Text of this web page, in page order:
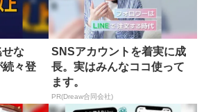
な
続々登
SNSアカウントを着実に成
長。実はみんなココ使って
ます。
PR(Dreaw合同会社)